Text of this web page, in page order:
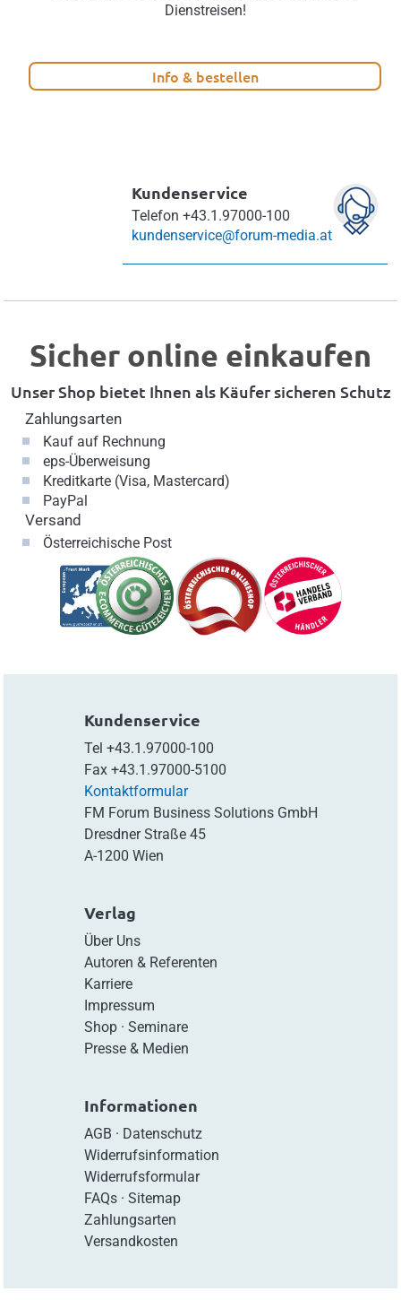
Dienstreisen!
Info & bestellen
Kundenservice
Telefon +43.1.97000-100
kundenservice@forum-media.at
Sicher online einkaufen
Unser Shop bietet Ihnen als Käufer sicheren Schutz
Zahlungsarten
Kauf auf Rechnung
eps-Überweisung
Kreditkarte (Visa, Mastercard)
PayPal
Versand
Österreichische Post
Kundenservice
Tel +43.1.97000-100
Fax +43.1.97000-5100
Kontaktformular
FM Forum Business Solutions GmbH
Dresdner Straße 45
A-1200 Wien
Verlag
Über Uns
Autoren & Referenten
Karriere
Impressum
Shop· Seminare
Presse & Medien
Informationen
AGB · Datenschutz
Widerrufsinformation
Widerrufsformular
FAQs· Sitemap
Zahlungsarten
Versandkosten